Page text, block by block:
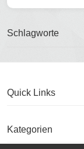
Schlagworte
Quick Links
Kategorien